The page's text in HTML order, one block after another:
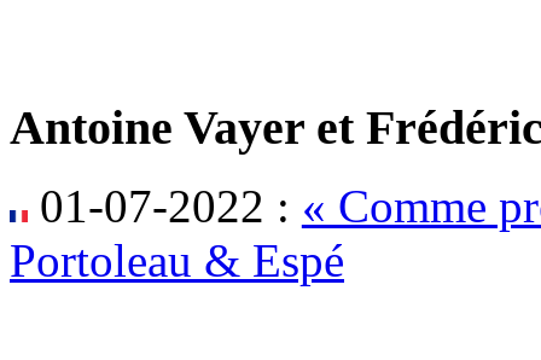
Antoine Vayer et
01-07-2022 : « Comme
Portoleau & Espé